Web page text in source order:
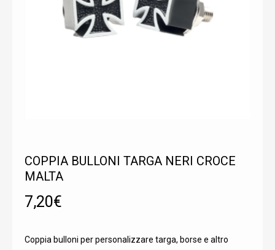
COPPIA BULLONI TARGA NERI CROCE
MALTA
7,20€
Coppia bulloni per personalizzare targa, borse e altro